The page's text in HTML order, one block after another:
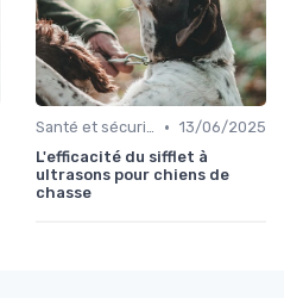
Santé et sécurité pendant la chasse • 13/06/2025
L'efficacité du sifflet à
ultrasons pour chiens de
chasse